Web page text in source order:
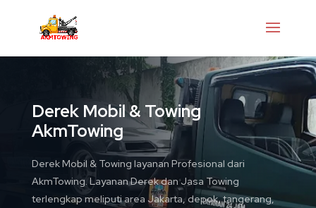
Derek Mobil & Towing
AkmTowing
Derek Mobil & Towing layanan Profesional dari
AkmTowing. Layanan Derek dan Jasa Towing
terlengkap meliputi area Jakarta, depok, tangerang,